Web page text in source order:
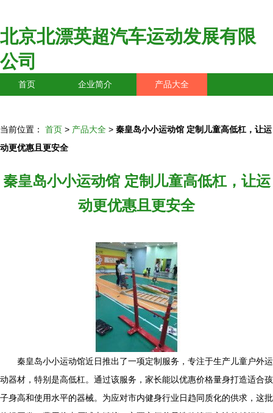
北京北漂英超汽车运动发展有限
公司
首页 企业简介 产品大全
当前位置： 首页 > 产品大全 > 秦皇岛小小运动馆 定制儿童高低杠，让运
动更优惠且更安全
秦皇岛小小运动馆 定制儿童高低杠，让运
动更优惠且更安全
秦皇岛小小运动馆近日推出了一项定制服务，专注于生产儿童户外运
动器材，特别是高低杠。通过该服务，家长能以优惠价格量身打造适合孩
子身高和使用水平的器械。为应对市内健身行业日趋同质化的供求，这批